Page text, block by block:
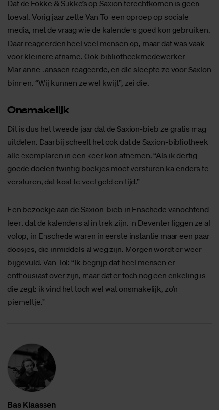
Dat de Fokke & Sukke’s op Saxion terechtkomen is geen
toeval. Vorig jaar zette Van Tol een oproep op sociale
media, met de vraag wie de kalenders goed kon gebruiken.
Daar reageerden heel veel mensen op, maar dat was vaak
voor kleinere afname. Ook bibliotheekmedewerker
Marianne Janssen reageerde, en die sleepte ze voor Saxion
binnen. “Wij kunnen ze wel kwijt”, zei die.
On­sma­ke­lijk
Dit is dus het tweede jaar dat de Saxion-bieb ze gratis mag
uitdelen. Daarbij scheelt het ook dat de Saxion-bibliotheek
alle exemplaren in een keer kon afnemen. “Als ik dertig
goede doelen twintig boekjes moet versturen kalenders te
versturen, dat kost te veel geld en tijd.”
Een bezoekje aan de Saxion-bieb in Enschede vanochtend
leert dat de kalenders al in trek zijn. In Deventer liggen ze al
volop, in Enschede waren in eerste instantie maar een paar
doosjes, die inmiddels al weg zijn. Morgen wordt er weer
bijgevuld. Van Tol: “Ik begrijp dat heel mensen er
enthousiast over zijn, maar dat er toch nog een enkeling is
die zegt: ik vind het toch wel wat onsmakelijk, zo’n
piemeltje.”
Bas Klaas­sen